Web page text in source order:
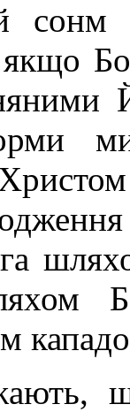
сонм